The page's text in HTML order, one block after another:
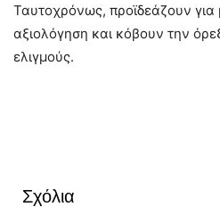
Ταυτοχρόνως, προϊδεάζουν για
αξιολόγηση και κόβουν την
ελιγμούς.
Σχόλια